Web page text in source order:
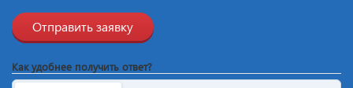
Отправить заявку
Как удобнее получить ответ?